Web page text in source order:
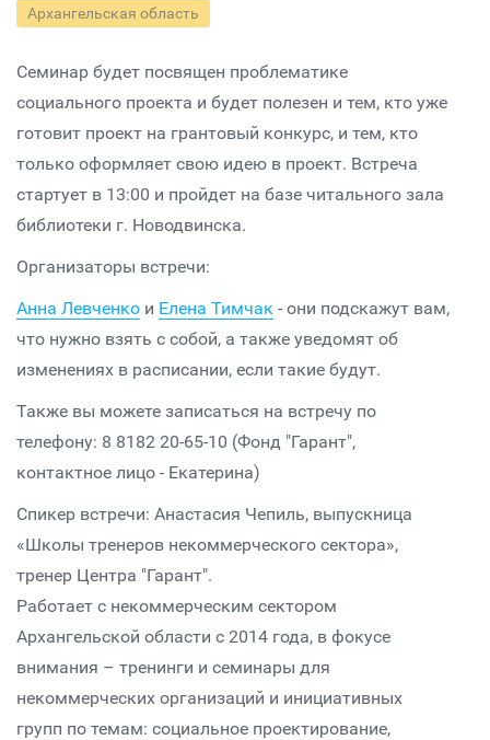
Архангельская область
Семинар будет посвящен проблематике
социального проекта и будет полезен и тем, кто уже
готовит проект на грантовый конкурс, и тем, кто
только оформляет свою идею в проект. Встреча
стартует в 13:00 и пройдет на базе читального зала
библиотеки г. Новодвинска.
Организаторы встречи:
Анна Левченко и Елена Тимчак - они подскажут вам,
что нужно взять с собой, а также уведомят об
изменениях в расписании, если такие будут.
Также вы можете записаться на встречу по
телефону: 8 8182 20-65-10 (Фонд "Гарант",
контактное лицо - Екатерина)
Спикер встречи: Анастасия Чепиль, выпускница
«Школы тренеров некоммерческого сектора»,
тренер Центра "Гарант".
Работает с некоммерческим сектором
Архангельской области с 2014 года, в фокусе
внимания – тренинги и семинары для
некоммерческих организаций и инициативных
групп по темам: социальное проектирование,